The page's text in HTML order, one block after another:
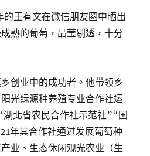
王有文在微信朋友圈中晒出
熟的葡萄，晶莹剔透，十分
创业中的成功者。他带领乡
光绿源种养殖专业合作社运
北省农民合作社示范社”“国
年其合作社通过发展葡萄种
业、生态休闲观光农业（生